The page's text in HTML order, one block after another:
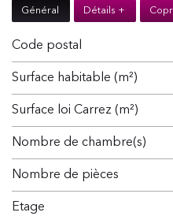
Général Détails +
Code postal
Surface habitable (m²)
Surface loi Carrez (m²)
Nombre de chambre(s)
Nombre de pièces
Etage